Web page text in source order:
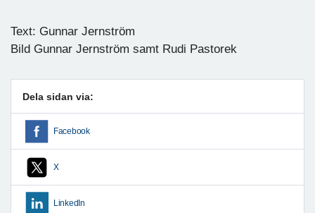
Text: Gunnar Jernström
Bild Gunnar Jernström samt Rudi Pastorek
Dela sidan via:
Facebook
X
LinkedIn